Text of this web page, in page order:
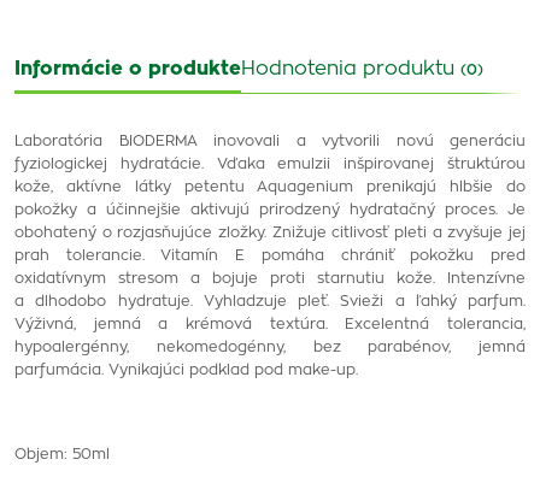
Informácie o produkteHodnotenia produktu (0)
Laboratória BIODERMA inovovali a vytvorili novú generáciu
fyziologickej hydratácie. Vďaka emulzii inšpirovanej štruktúrou
kože, aktívne látky petentu Aquagenium prenikajú hlbšie do
pokožky a účinnejšie aktivujú prirodzený hydratačný proces. Je
obohatený o rozjasňujúce zložky. Znižuje citlivosť pleti a zvyšuje jej
prah tolerancie.Vitamín E pomáha chrániť pokožku pred
oxidatívnym stresom a bojuje proti starnutiu kože.
Intenzívne
a dlhodobo hydratuje. Vyhladzuje pleť. Svieži a ľahký parfum.
Výživná, jemná a krémová textúra.
Excelentná tolerancia,
hypoalergénny, nekomedogénny, bez parabénov, jemná
parfumácia. Vynikajúci podklad pod make-up.
Objem: 50ml